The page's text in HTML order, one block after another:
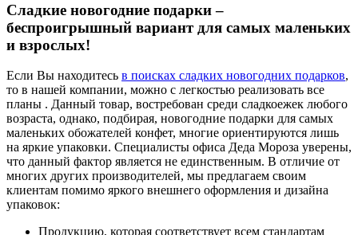
Сладкие новогодние подарки –
беспроигрышный вариант для самых маленьких
и взрослых!
Если Вы находитесь в поисках сладких новогодних подарков,
то в нашей компании, можно с легкостью реализовать все
планы . Данный товар, востребован среди сладкоежек любого
возраста, однако, подбирая, новогодние подарки для самых
маленьких обожателей конфет, многие ориентируются лишь
на яркие упаковки. Специалисты офиса Деда Мороза уверены,
что данный фактор является не единственным. В отличие от
многих других производителей, мы предлагаем своим
клиентам помимо яркого внешнего оформления и дизайна
упаковок:
Продукцию, которая соответствует всем стандартам